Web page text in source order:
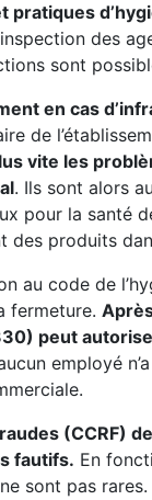
pratiques
des
sont
en cas
de
vite les
. Ils sont alors
pour la santé
des produits
au code de
fermeture.
peut
employé
(CCRF)
fautifs. En
sont pas